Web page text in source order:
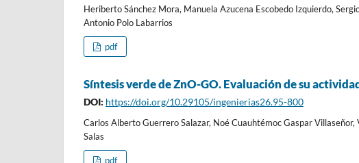
Heriberto Sánchez Mora, Manuela Azucena Escobedo Izquierdo,
Antonio Polo Labarrios
pdf
Síntesis verde de ZnO-GO. Evaluación de su
DOI: https://doi.org/10.29105/ingenierias26.95-800
Carlos Alberto Guerrero Salazar, Noé Cuauhtémoc Gaspar
Salas
pdf